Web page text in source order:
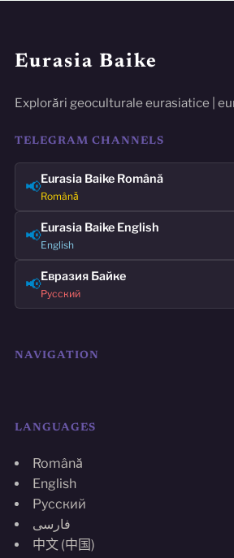
Eurasia Baike
Explorări geoculturale eurasiatice |
TELEGRAM CHANNELS
📢Eurasia Baike Română
Română
📢Eurasia Baike English
English
📢Евразия Байке
Русский
NAVIGATION
LANGUAGES
Română
English
Русский
فارسی
中文 (中国)